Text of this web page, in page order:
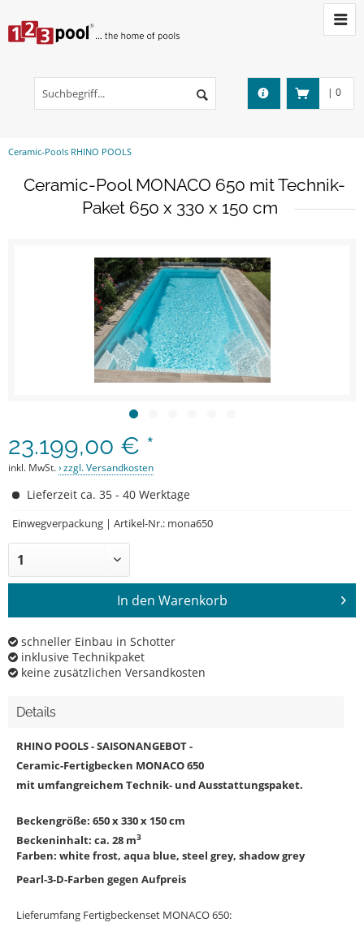
| 0
Ceramic-Pools RHINO POOLS
Ceramic-Pool MONACO 650 mit Technik-
Paket 650 x 330 x 150 cm
23.199,00 € *
inkl. MwSt. zzgl. Versandkosten
Lieferzeit ca. 35 - 40 Werktage
Einwegverpackung | Artikel-Nr.: mona650
In den Warenkorb
schneller Einbau in Schotter
inklusive Technikpaket
keine zusätzlichen Versandkosten
Details
RHINO POOLS - SAISONANGEBOT -
Ceramic-Fertigbecken MONACO 650
mit umfangreichem Technik- und Ausstattungspaket.
Beckengröße: 650 x 330 x 150 cm
Beckeninhalt: ca. 28 m3
Farben: white frost, aqua blue, steel grey, shadow grey
Pearl-3-D-Farben gegen Aufpreis
Lieferumfang Fertigbeckenset MONACO 650: